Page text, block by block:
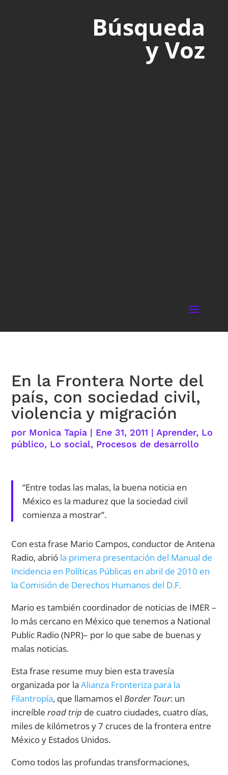
Búsqueda
y Voz
En la Frontera Norte del
país, con sociedad civil,
violencia y migración
por Monica Tapia | Ene 31, 2011 | Aprender, Lo
público, Lo social, Procesos de desarrollo
“Entre todas las malas, la buena noticia en
México es la madurez que la sociedad civil
comienza a mostrar”.
Con esta frase Mario Campos, conductor de Antena
Radio, abrió la primera presentación del Manual de
Incidencia en Políticas Públicas en abril de 2010 en
la Comisión de Derechos Humanos del D.F.
Mario es también coordinador de noticias de IMER –
lo más cercano en México que tenemos a National
Public Radio (NPR)– por lo que sabe de buenas y
malas noticias.
Esta frase resume muy bien esta travesía
organizada por laAlianza Fronteriza para la
Filantropía, que llamamos elBorder Tour: un
increíbleroad trip de cuatro ciudades, cuatro días,
miles de kilómetros y 7 cruces de la frontera entre
México y Estados Unidos.
Como todos las profundas transformaciones,